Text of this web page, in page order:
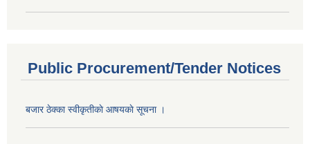
Public Procurement/Tender Notices
बजार ठेक्का स्वीकृतीकाे आषयकाे सूचना ।